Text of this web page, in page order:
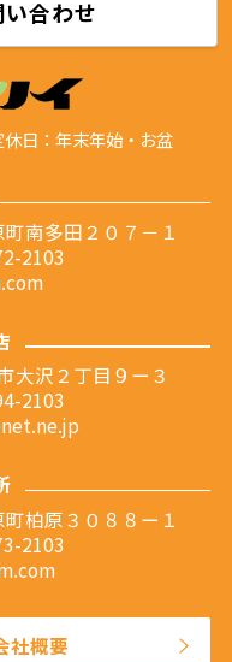
合わせ
休日：年末年始・お盆
南多田２０７－１
2103
大沢２丁目９ー３
2103
柏原３０８８ー１
2103
社概要